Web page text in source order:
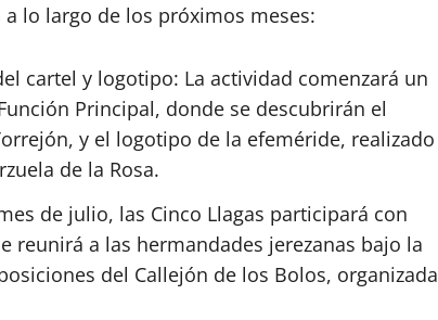
lo largo de los próximos meses:
cartel y logotipo: La actividad comenzará un
Principal, donde se descubrirán el
y el logotipo de la efeméride, realizado
de la Rosa.
de julio, las Cinco Llagas participará con
reunirá a las hermandades jerezanas bajo la
del Callejón de los Bolos, organizada